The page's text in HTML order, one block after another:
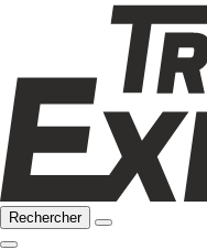
Rechercher